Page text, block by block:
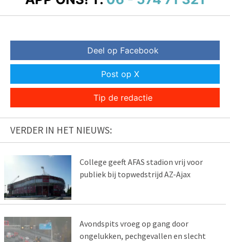
Deel op Facebook
Post op X
Tip de redactie
VERDER IN HET NIEUWS:
College geeft AFAS stadion vrij voor
publiek bij topwedstrijd AZ-Ajax
Avondspits vroeg op gang door
ongelukken, pechgevallen en slecht